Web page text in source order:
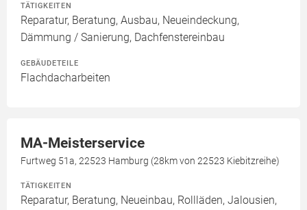
TÄTIGKEITEN
Reparatur, Beratung, Ausbau, Neueindeckung,
Dämmung / Sanierung, Dachfenstereinbau
GEBÄUDETEILE
Flachdacharbeiten
MA-Meisterservice
Furtweg 51a, 22523 Hamburg (28km von 22523 Kiebitzreihe)
TÄTIGKEITEN
Reparatur, Beratung, Neueinbau, Rollläden, Jalousien,